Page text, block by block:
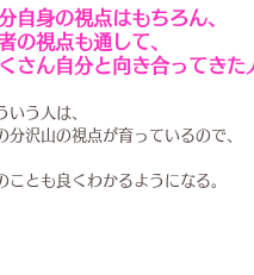
自身の視点はもちろん、
の視点も通して、
さん自分と向き合ってきた
いう人は、
分沢山の視点が育っているので、
ことも良くわかるようになる。